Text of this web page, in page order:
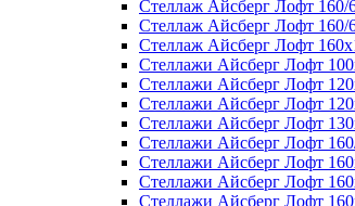
Стеллаж Айсберг Лофт 160/
Стеллаж Айсберг Лофт 160/
Стеллаж Айсберг Лофт
Стеллажи Айсберг Лофт
Стеллажи Айсберг Лофт
Стеллажи Айсберг Лофт
Стеллажи Айсберг Лофт
Стеллажи Айсберг Лофт
Стеллажи Айсберг Лофт
Стеллажи Айсберг Лофт
Стеллажи Айсберг Лофт